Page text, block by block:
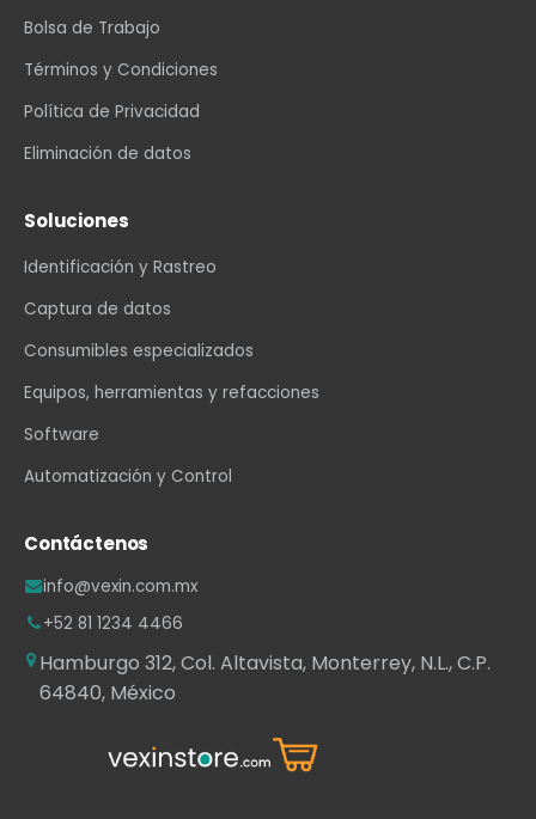
Bolsa de Trabajo
Términos y Condiciones
Política de Privacidad
Eliminación de datos
Soluciones
Identificación y Rastreo
Captura de datos
Consumibles especializados
Equipos, herramientas y refacciones
Software
Automatización y Control
Contáctenos
info@vexin.com.mx
+52 81 1234 4466
Hamburgo 312, Col. Altavista, Monterrey, N.L., C.P.
64840, México